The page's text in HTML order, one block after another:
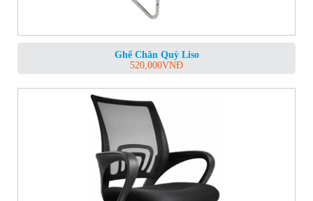
Ghế Chân Quỳ Liso
520,000VNĐ